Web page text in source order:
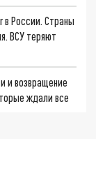
в России. Страны
ВСУ теряют
и возвращение
ждали все